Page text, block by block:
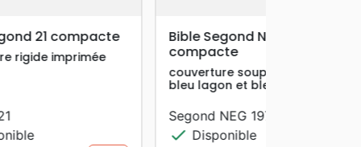
search APERÇU RAPIDE
Bible Segond NEG
compacte
couverture souple, toile duo
rose praline / violet fruits des
Segond NEG 1979